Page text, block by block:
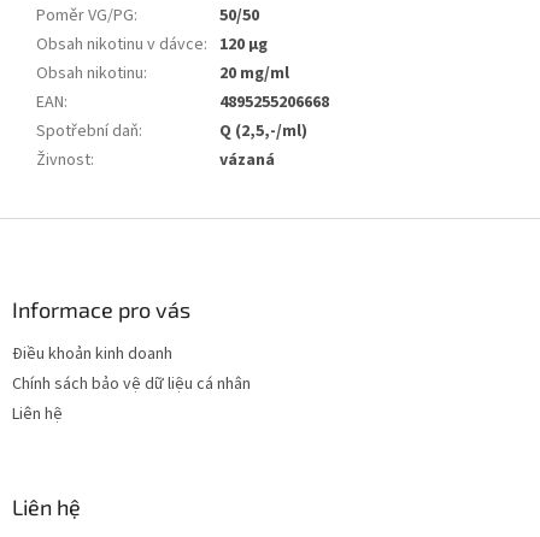
Poměr VG/PG:
50/50
Obsah nikotinu v dávce: 120 µg
Obsah nikotinu:
20 mg/ml
EAN:
4895255206668
Spotřební daň:
Q (2,5,-/ml)
Živnost: vázaná
n
Informace pro vás
Điều khoản kinh doanh
Chính sách bảo vệ dữ liệu cá nhân
Liên hệ
Liên hệ